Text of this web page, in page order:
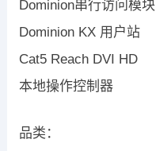
Dominion串行访问模块
Dominion KX 用户站
Cat5 Reach DVI HD
本地操作控制器
品类：